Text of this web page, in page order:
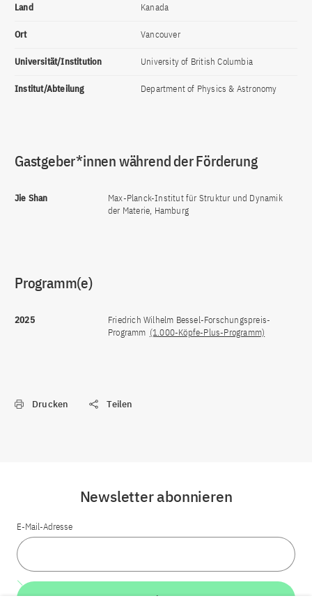
Land Kanada
Ort Vancouver
Universität/Institution University of British Columbia
Institut/Abteilung Department of Physics & Astronomy
Gastgeber*innen während der Förderung
Jie Shan
Max-Planck-Institut für Struktur und Dynamik
der Materie, Hamburg
Programm(e)
2025
Friedrich Wilhelm Bessel-Forschungspreis-
Programm (1.000-Köpfe-Plus-Programm)
Drucken Teilen
Newsletter abonnieren
E-Mail-Adresse
Weiter